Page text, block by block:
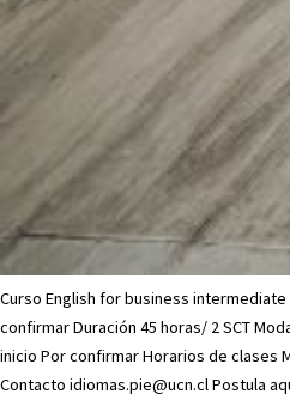
Curso English for business
confirmar Duración 45 horas/ 2 SCT
inicio Por confirmar Horarios de clases
Contacto idiomas.pie@ucn.cl Postula